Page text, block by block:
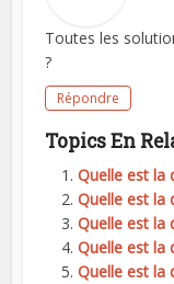
Toutes les
?
Répondre
Topics En
Quelle est la
Quelle est la
Quelle est la
Quelle est la
Quelle est la